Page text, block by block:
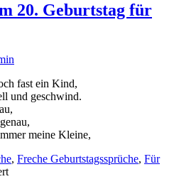
20. Geburtstag für
fast ein Kind,
und geschwind.
meine Kleine,
, Freche Geburtstagssprüche, Für